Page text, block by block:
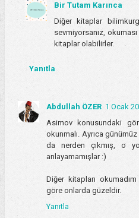
Bir Tutam Karınca
Diğer kitaplar
sevmiyorsanız,
kitaplar olabilirler.
Yanıtla
Abdullah ÖZER 1 Ocak
Asimov konusundaki
okunmalı. Ayrıca
da nerden çıkmış, o
anlayamamışlar :)
Diğer kitapları
göre onlarda güzeldir.
Yanıtla